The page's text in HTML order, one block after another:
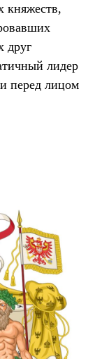
княжеств,
друг
лидер
перед лицом